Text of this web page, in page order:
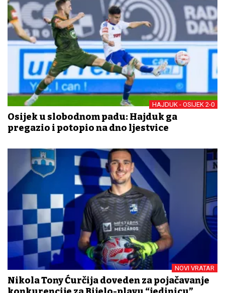
HAJDUK - OSIJEK 2-0
Osijek u slobodnom padu: Hajduk ga
pregazio i potopio na dno ljestvice
NOVI VRATAR
Nikola Tony Ćurčija doveden za pojačavanje